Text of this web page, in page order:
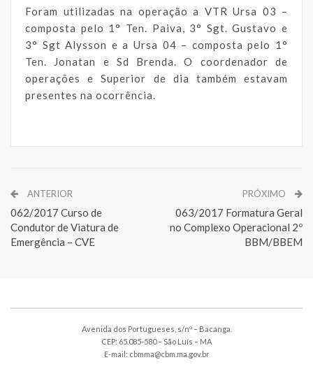
Foram utilizadas na operação a VTR Ursa 03 –
composta pelo 1° Ten. Paiva, 3° Sgt. Gustavo e
3° Sgt Alysson e a Ursa 04 – composta pelo 1°
Ten. Jonatan e Sd Brenda. O coordenador de
operações e Superior de dia também estavam
presentes na ocorrência.
ANTERIOR
062/2017 Curso de
Condutor de Viatura de
Emergência – CVE
PRÓXIMO
063/2017 Formatura Geral
no Complexo Operacional 2º
BBM/BBEM
Avenida dos Portugueses, s/nº – Bacanga.
CEP: 65.085-580 – São Luís – MA
E-mail: cbmma@cbm.ma.gov.br